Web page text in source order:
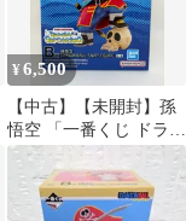
¥6,500
【中古】【未開封】孫
悟空 「一番くじ ドラゴ
ンボール
DRAGONBALL SNAP
COLLECTION2」 B賞